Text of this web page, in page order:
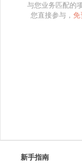
与您业务匹配的
您直接参与， 免
新手指南